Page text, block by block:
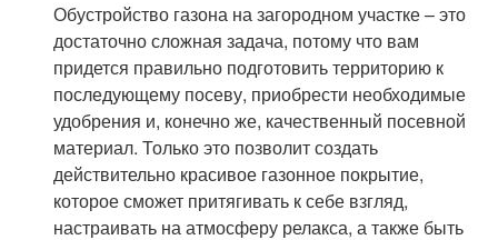
Обустройство газона на загородном участке – это
достаточно сложная задача, потому что вам
придется правильно подготовить территорию к
последующему посеву, приобрести необходимые
удобрения и, конечно же, качественный посевной
материал. Только это позволит создать
действительно красивое газонное покрытие,
которое сможет притягивать к себе взгляд,
настраивать на атмосферу релакса, а также быть